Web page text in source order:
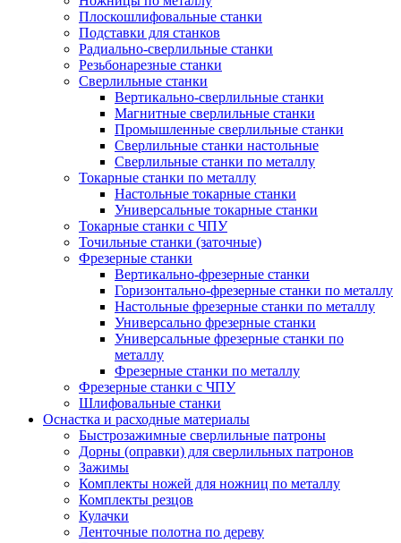
Плоскошлифовальные станки
Подставки для станков
Радиально-сверлильные станки
Резьбонарезные станки
Сверлильные станки
Вертикально-сверлильные станки
Магнитные сверлильные станки
Промышленные сверлильные станки
Сверлильные станки настольные
Сверлильные станки по металлу
Токарные станки по металлу
Настольные токарные станки
Универсальные токарные станки
Токарные станки с ЧПУ
Точильные станки (заточные)
Фрезерные станки
Вертикально-фрезерные станки
Горизонтально-фрезерные станки по металлу
Настольные фрезерные станки по металлу
Универсально фрезерные станки
Универсальные фрезерные станки по
металлу
Фрезерные станки по металлу
Фрезерные станки с ЧПУ
Шлифовальные станки
Оснастка и расходные материалы
Быстрозажимные сверлильные патроны
Дорны (оправки) для сверлильных патронов
Зажимы
Комплекты ножей для ножниц по металлу
Комплекты резцов
Кулачки
Ленточные полотна по дереву